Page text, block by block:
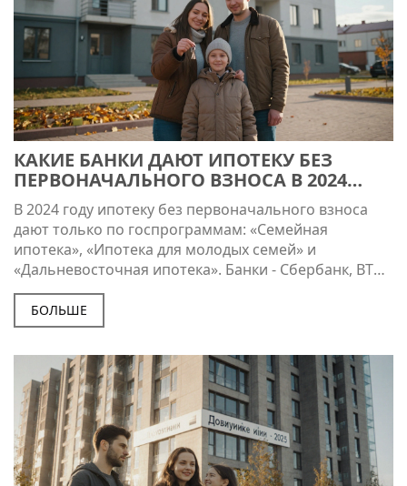
КАКИЕ БАНКИ ДАЮТ ИПОТЕКУ БЕЗ
ПЕРВОНАЧАЛЬНОГО ВЗНОСА В 2024
ГОДУ
В 2024 году ипотеку без первоначального взноса
дают только по госпрограммам: «Семейная
ипотека», «Ипотека для молодых семей» и
«Дальневосточная ипотека». Банки - Сбербанк, ВТБ,
Россельхозбанк. Без детей, без Дальнего Востока и
без новостройки - шансов почти нет.
БОЛЬШЕ